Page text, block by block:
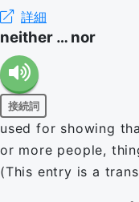
詳細
neither … nor
接続詞
used for showing
or more people,
(This entry is a